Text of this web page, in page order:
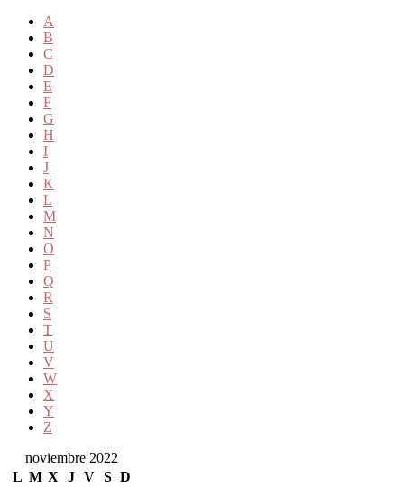
A
B
C
D
E
F
G
H
I
J
K
L
M
N
O
P
Q
R
S
T
U
V
W
X
Y
Z
noviembre 2022
L M X J V S D